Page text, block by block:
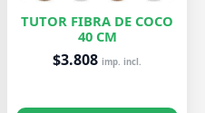
TUTOR FIBRA DE COCO
40 CM
$3.808 imp. incl.